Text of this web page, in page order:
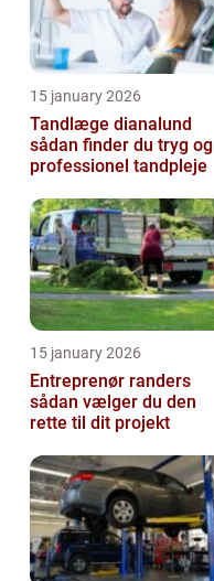
15 january 2026
Tandlæge dianalund
sådan finder du tryg og
professionel tandpleje
15 january 2026
Entreprenør randers
sådan vælger du den
rette til dit projekt